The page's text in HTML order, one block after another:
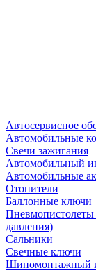
Автосервисное
Автомобильные
Свечи зажигания
Автомобильный
Автомобильные
Отопители
Баллонные ключи
Пневмопистолеты
давления)
Сальники
Свечные ключи
Шиномонтажный